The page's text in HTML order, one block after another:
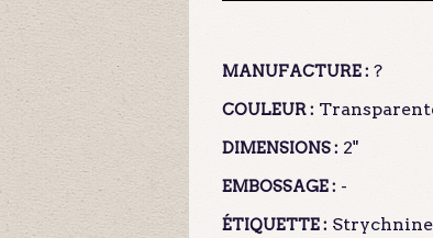
MANUFACTURE : ?
COULEUR :
DIMENSIONS : 2"
EMBOSSAGE : -
ÉTIQUETTE : Strychnine